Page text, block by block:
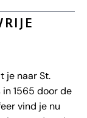
je naar St.
1565 door de
vind je nu